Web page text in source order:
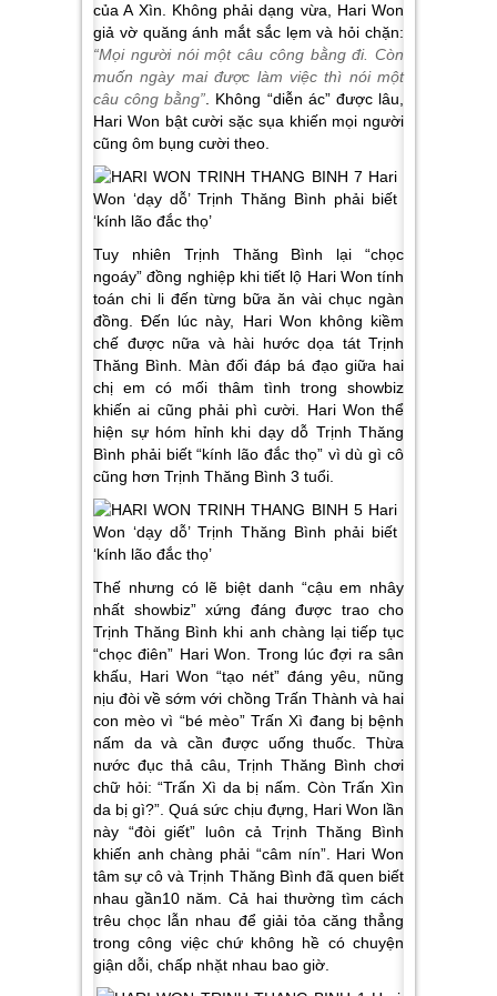
của A Xìn. Không phải dạng vừa, Hari Won
giả vờ quăng ánh mắt sắc lẹm và hỏi chặn:
“Mọi người nói một câu công bằng đi. Còn
muốn ngày mai được làm việc thì nói một
câu công bằng” . Không “diễn ác” được lâu,
Hari Won bật cười sặc sụa khiến mọi người
cũng ôm bụng cười theo.
Tuy nhiên Trịnh Thăng Bình lại “chọc
ngoáy” đồng nghiệp khi tiết lộ Hari Won tính
toán chi li đến từng bữa ăn vài chục ngàn
đồng. Đến lúc này, Hari Won không kiềm
chế được nữa và hài hước dọa tát Trịnh
Thăng Bình. Màn đối đáp bá đạo giữa hai
chị em có mối thâm tình trong showbiz
khiến ai cũng phải phì cười. Hari Won thể
hiện sự hóm hỉnh khi dạy dỗ Trịnh Thăng
Bình phải biết “kính lão đắc thọ” vì dù gì cô
cũng hơn Trịnh Thăng Bình 3 tuổi.
Thế nhưng có lẽ biệt danh “cậu em nhây
nhất showbiz” xứng đáng được trao cho
Trịnh Thăng Bình khi anh chàng lại tiếp tục
“chọc điên” Hari Won. Trong lúc đợi ra sân
khấu, Hari Won “tạo nét” đáng yêu, nũng
nịu đòi về sớm với chồng Trấn Thành và hai
con mèo vì “bé mèo” Trấn Xì đang bị bệnh
nấm da và cần được uống thuốc. Thừa
nước đục thả câu, Trịnh Thăng Bình chơi
chữ hỏi: “Trấn Xì da bị nấm. Còn Trấn Xìn
da bị gì?”. Quá sức chịu đựng, Hari Won lần
này “đòi giết” luôn cả Trịnh Thăng Bình
khiến anh chàng phải “câm nín”. Hari Won
tâm sự cô và Trịnh Thăng Bình đã quen biết
nhau gần10 năm. Cả hai thường tìm cách
trêu chọc lẫn nhau để giải tỏa căng thẳng
trong công việc chứ không hề có chuyện
giận dỗi, chấp nhặt nhau bao giờ.